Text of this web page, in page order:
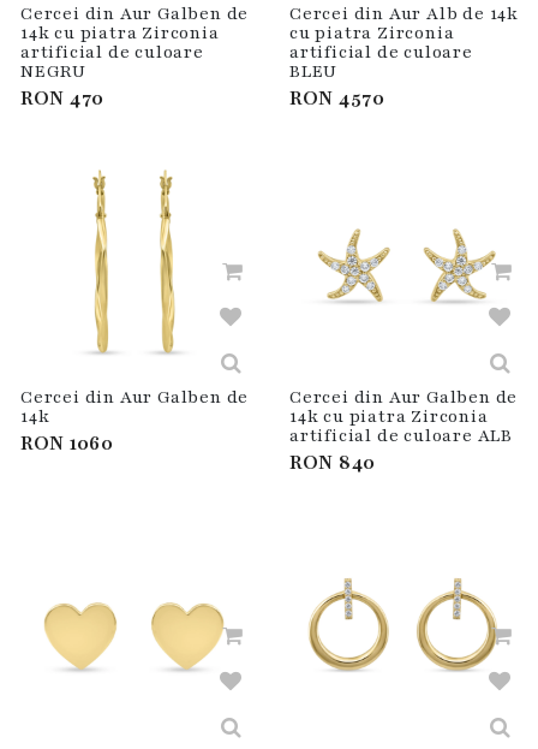
Cercei din Aur Galben de
14k cu piatra Zirconia
artificial de culoare
NEGRU
RON470
Cercei din Aur Alb de 14k
cu piatra Zirconia
artificial de culoare
BLEU
RON4570
Cercei din Aur Galben de
14k
RON1060
Cercei din Aur Galben de
14k cu piatra Zirconia
artificial de culoare ALB
RON 840